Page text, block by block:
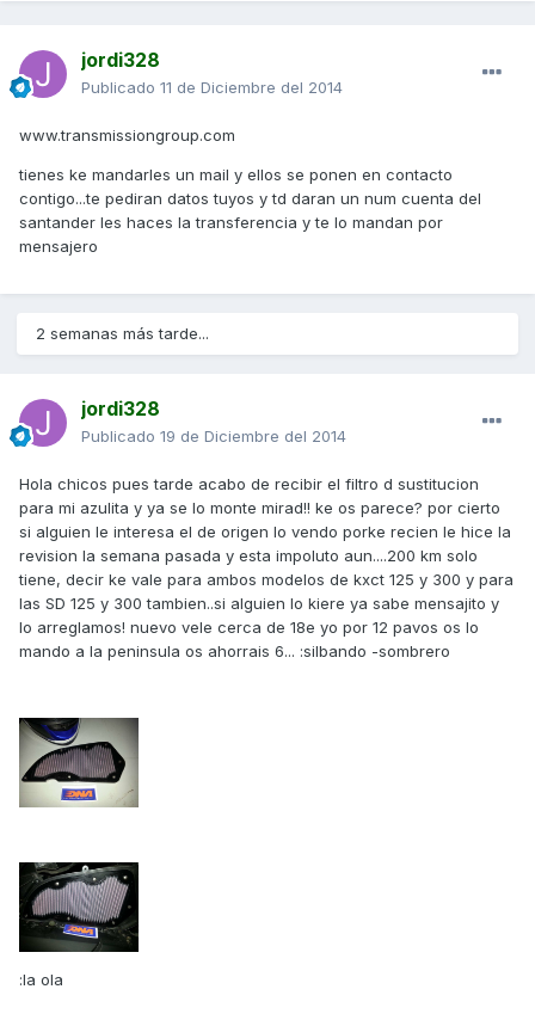
jordi328
Publicado 11 de Diciembre del 2014
www.transmissiongroup.com
tienes ke mandarles un mail y ellos se ponen en contacto
contigo...te pediran datos tuyos y td daran un num cuenta del
santander les haces la transferencia y te lo mandan por
mensajero
2 semanas más tarde...
jordi328
Publicado 19 de Diciembre del 2014
Hola chicos pues tarde acabo de recibir el filtro d sustitucion
para mi azulita y ya se lo monte mirad!! ke os parece? por cierto
si alguien le interesa el de origen lo vendo porke recien le hice la
revision la semana pasada y esta impoluto aun....200 km solo
tiene, decir ke vale para ambos modelos de kxct 125 y 300 y para
las SD 125 y 300 tambien..si alguien lo kiere ya sabe mensajito y
lo arreglamos! nuevo vele cerca de 18e yo por 12 pavos os lo
mando a la peninsula os ahorrais 6... :silbando -sombrero
:la ola